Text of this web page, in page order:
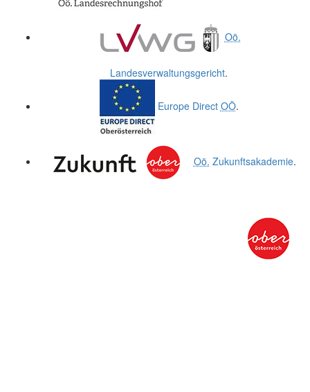
Oö.
Landesverwaltungsgericht.
Europe Direct OÖ.
Oö. Zukunftsakademie.